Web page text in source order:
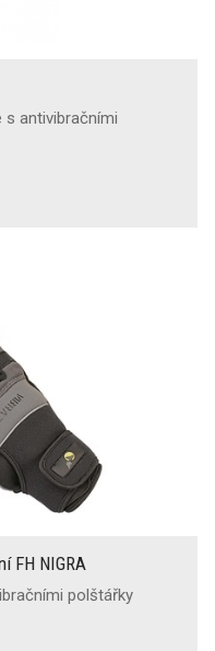
s antivibračními
FH NIGRA
polštářky